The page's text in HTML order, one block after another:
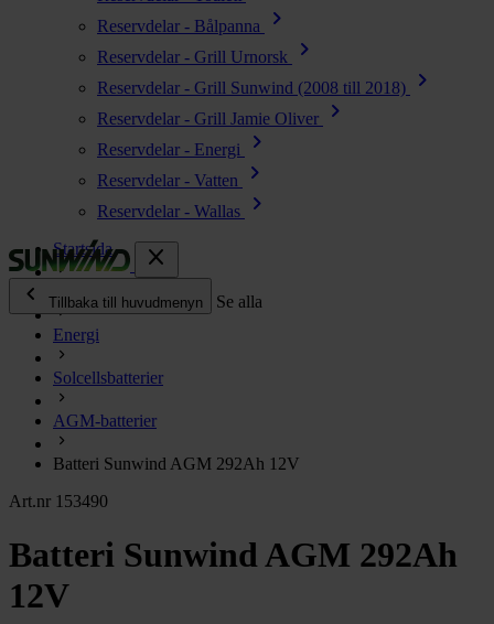
Reservdelar - Bålpanna chevron_right
Reservdelar - Grill Urnorsk chevron_right
Reservdelar - Grill Sunwind (2008 till 2018) chevron_right
Reservdelar - Grill Jamie Oliver chevron_right
Reservdelar - Energi chevron_right
Reservdelar - Vatten chevron_right
Reservdelar - Wallas
chevron_right
close
chevron_left
Tillbaka till huvudmenyn Se alla
Energi
Kök & Gasol chevron_right
Värme chevron_right
Vatten chevron_right
Toalett
Grill & Fritid
Lacanche
Reservdelar
Startsida
Energi
Solcellsbatterier
AGM-batterier
Batteri Sunwind AGM 292Ah 12V
Art.nr 153490
Batteri Sunwind AGM 292Ah
12V